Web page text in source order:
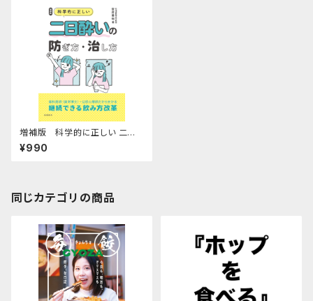
増補版 科学的に正しい 二日
酔いの防ぎ方・治し方 歯科医師
（歯学博士）・公認心理師だから
¥990
同じカテゴリの商品